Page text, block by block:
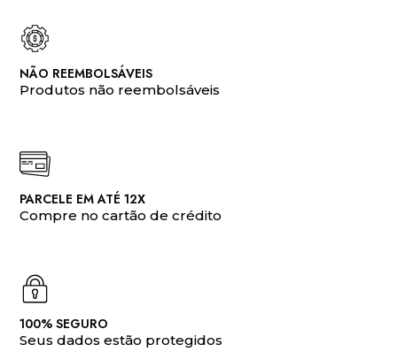
NÃO REEMBOLSÁVEIS
Produtos não reembolsáveis
PARCELE EM ATÉ 12X
Compre no cartão de crédito
100% SEGURO
Seus dados estão protegidos